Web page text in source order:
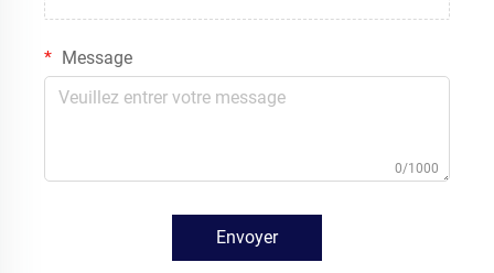
Message
0/1000
Envoyer